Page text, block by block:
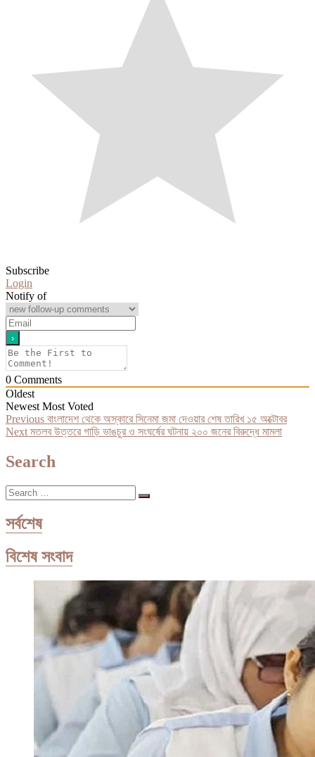
Subscribe
Login
Notify of
0 Comments
Oldest
Newest Most Voted
Post
navigation
Previous Previous
post:
বাংলাদেশ থেকে অস্কারে সিনেমা জমা দেওয়ার শেষ তারিখ ১৫ অক্টোবর
Next Next
মতলব উত্তরে গাড়ি ভাঙচুর ও সংঘর্ষের ঘটনায় ২০০ জনের বিরুদ্ধে মামলা
Search
Search
…
সর্বশেষ
বিশেষ সংবাদ